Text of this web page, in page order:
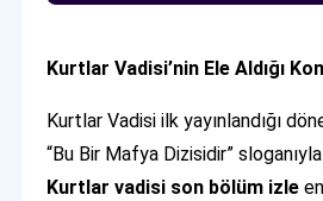
Kurtlar Vadisi’nin Ele Aldığı
Kurtlar Vadisi ilk yayınlandığı
“Bu Bir Mafya Dizisidir”
Kurtlar vadisi son bölüm izle